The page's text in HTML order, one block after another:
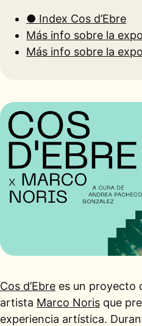
● Index Cos d’Ebre
Más info sobre la
Más info sobre la
Cos d’Ebre es un proyecto
artista Marco Noris que
experiencia artística.